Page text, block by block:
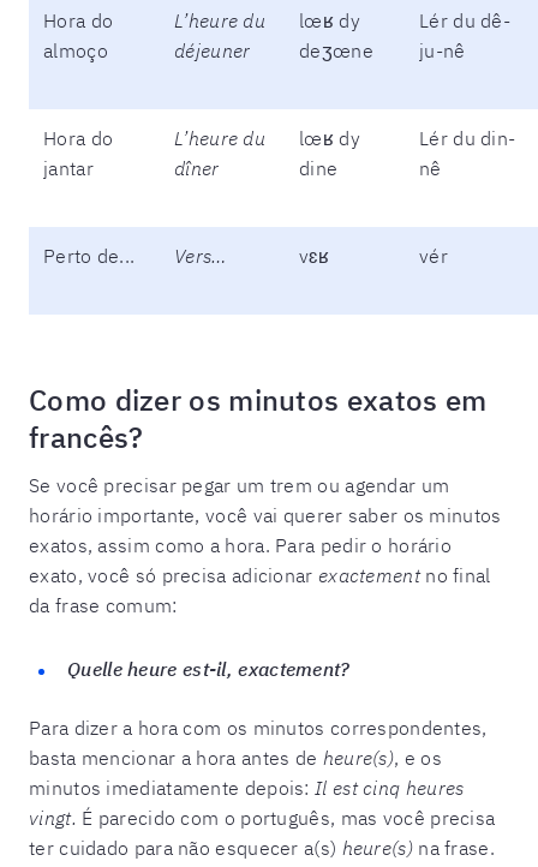
Hora do
almoço
L’heure du
déjeuner
lœʁ dy
deʒœne
Lér du dê-
ju-nê
Hora do
jantar
L’heure du
dîner
lœʁ dy
dine
Lér du din-
nê
Perto de... Vers… vɛʁ vér
Como dizer os minutos exatos em
francês?
Se você precisar pegar um trem ou agendar um
horário importante, você vai querer saber os minutos
exatos, assim como a hora. Para pedir o horário
exato, você só precisa adicionar exactementno final
da frase comum:
Quelle heure est-il, exactement?
Para dizer a hora com os minutos correspondentes,
basta mencionar a hora antes de heure(s), e os
minutos imediatamente depois: Il est cinq heures
vingt. É parecido com o português, mas você precisa
ter cuidado para não esquecer a(s) heure(s)na frase.